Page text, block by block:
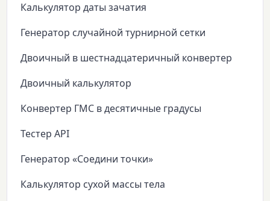
Калькулятор даты зачатия
Генератор случайной турнирной сетки
Двоичный в шестнадцатеричный конвертер
Двоичный калькулятор
Конвертер ГМС в десятичные градусы
Тестер API
Генератор «Соедини точки»
Калькулятор сухой массы тела